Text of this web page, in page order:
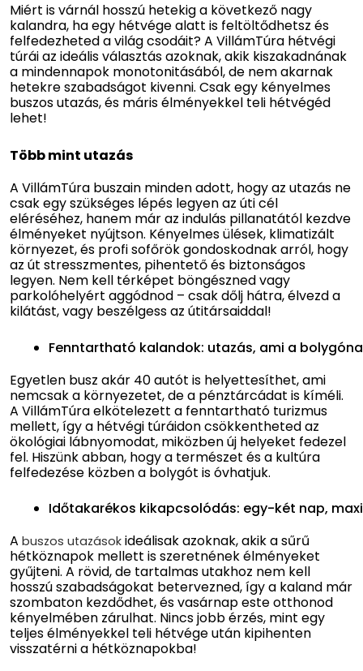
Miért is várnál hosszú hetekig a következő nagy
kalandra, ha egy hétvége alatt is feltöltődhetsz és
felfedezheted a világ csodáit? A VillámTúra hétvégi
túrái az ideális választás azoknak, akik kiszakadnának
a mindennapok monotonitásából, de nem akarnak
hetekre szabadságot kivenni. Csak egy kényelmes
buszos utazás, és máris élményekkel teli hétvégéd
lehet!
Több mint utazás
A VillámTúra buszain minden adott, hogy az utazás ne
csak egy szükséges lépés legyen az úti cél
eléréséhez, hanem már az indulás pillanatától kezdve
élményeket nyújtson. Kényelmes ülések, klimatizált
környezet, és profi sofőrök gondoskodnak arról, hogy
az út stresszmentes, pihentető és biztonságos
legyen. Nem kell térképet böngészned vagy
parkolóhelyért aggódnod – csak dőlj hátra, élvezd a
kilátást, vagy beszélgess az útitársaiddal!
Fenntartható kalandok: utazás, ami a
Egyetlen busz akár 40 autót is helyettesíthet, ami
nemcsak a környezetet, de a pénztárcádat is kíméli.
A VillámTúra elkötelezett a fenntartható turizmus
mellett, így a hétvégi túráidon csökkentheted az
ökológiai lábnyomodat, miközben új helyeket fedezel
fel. Hiszünk abban, hogy a természet és a kultúra
felfedezése közben a bolygót is óvhatjuk.
Időtakarékos kikapcsolódás: egy-két nap,
A buszos utazások ideálisak azoknak, akik a sűrű
hétköznapok mellett is szeretnének élményeket
gyűjteni. A rövid, de tartalmas utakhoz nem kell
hosszú szabadságokat betervezned, így a kaland már
szombaton kezdődhet, és vasárnap este otthonod
kényelmében zárulhat. Nincs jobb érzés, mint egy
teljes élményekkel teli hétvége után kipihenten
visszatérni a hétköznapokba!